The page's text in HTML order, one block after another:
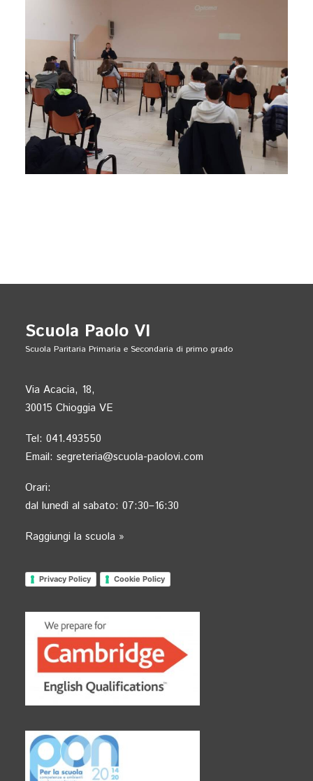
Scuola Paolo VI
Scuola Paritaria Primaria e Secondaria di primo grado
Via Acacia, 18,
30015 Chioggia VE
Tel: 041.493550
Email: segreteria@scuola-paolovi.com
Orari:
dal lunedì al sabato: 07:30–16:30
Raggiungi la scuola »
Privacy Policy Cookie Policy